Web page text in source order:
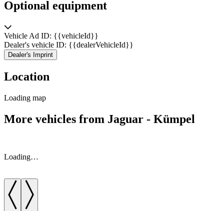
Optional equipment
Vehicle Ad ID: {{vehicleId}}
Dealer's vehicle ID: {{dealerVehicleId}}
Dealer's Imprint
Location
Loading map
More vehicles from Jaguar - Kümpel
Loading…